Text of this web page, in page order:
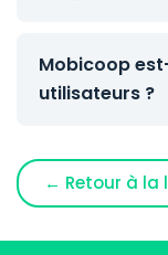
Mobicoop
utilisateurs ?
← Retour à la